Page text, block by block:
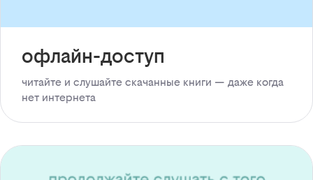
офлайн-доступ
читайте и слушайте скачанные книги — даже когда
нет интернета